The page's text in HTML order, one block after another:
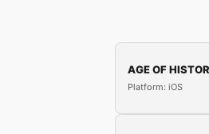
AGE OF
Platform: iOS